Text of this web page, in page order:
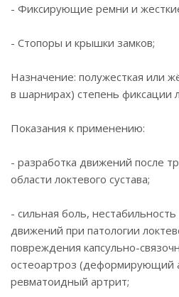
- Фиксирующие ремни и
- Стопоры и крышки замков;
Назначение: полужесткая или
в шарнирах) степень фиксации
Показания к применению:
- разработка движений после
области локтевого сустава;
- сильная боль,
движений при патологии
повреждения капсульно-
остеоартроз (деформирующий
ревматоидный артрит;